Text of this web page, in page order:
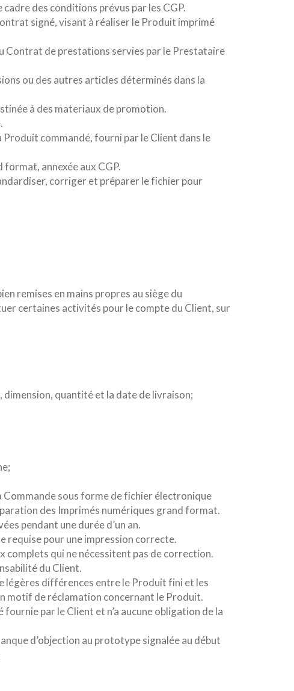
des conditions prévus par les CGP.
signé, visant à réaliser le Produit imprimé
Contrat de prestations servies par le Prestataire
ou des autres articles déterminés dans la
à des materiaux de promotion.
commandé, fourni par le Client dans le
annexée aux CGP.
corriger et préparer le fichier pour
remises en mains propres au siège du
certaines activités pour le compte du Client, sur
quantité et la date de livraison;
Commande sous forme de fichier électronique
des Imprimés numériques grand format.
pendant une durée d’un an.
requise pour une impression correcte.
complets qui ne nécessitent pas de correction.
du Client.
différences entre le Produit fini et les
motif de réclamation concernant le Produit.
par le Client et n’a aucune obligation de la
d’objection au prototype signalée au début